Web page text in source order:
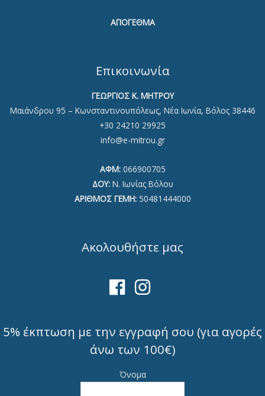
ΑΠΟΓΕΘΜΑ
Επικοινωνία
ΓΕΩΡΓΙΟΣ Κ. ΜΗΤΡΟΥ
Μαιάνδρου 95 – Κωνσταντινουπόλεως, Νέα Ιωνία, Βόλος 38446
+30 24210 29925
info@e-mitrou.gr
ΑΦΜ: 066900705
ΔΟΥ: Ν. Ιωνίας Βόλου
ΑΡΙΘΜΟΣ ΓΕΜΗ: 50481444000
Ακολουθήστε μας
5% έκπτωση με την εγγραφή σου (για αγορές
άνω των 100€)
Όνομα